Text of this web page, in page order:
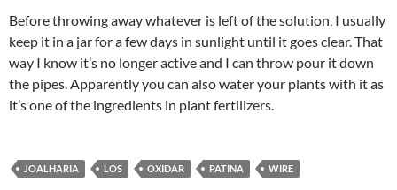
Before throwing away whatever is left of the solution, I usually
keep it in a jar for a few days in sunlight until it goes clear. That
way I know it’s no longer active and I can throw pour it down
the pipes. Apparently you can also water your plants with it as
it’s one of the ingredients in plant fertilizers.
JOALHARIA LOS OXIDAR PATINA WIRE